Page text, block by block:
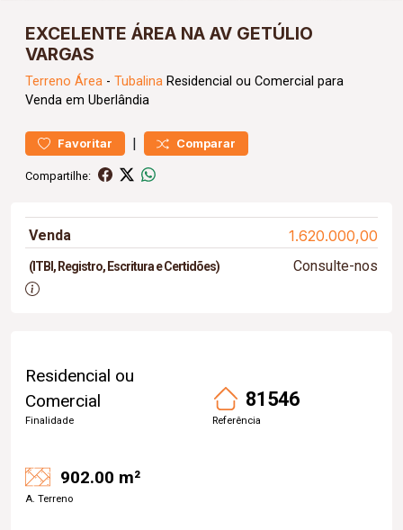
EXCELENTE ÁREA NA AV GETÚLIO
VARGAS
Terreno Área - Tubalina Residencial ou Comercial para
Venda em Uberlândia
Favoritar | Comparar
Compartilhe:
Venda 1.620.000,00
(ITBI, Registro, Escritura e Certidões) Consulte-nos
Residencial ou
Comercial
Finalidade
81546
Referência
902.00 m²
A. Terreno